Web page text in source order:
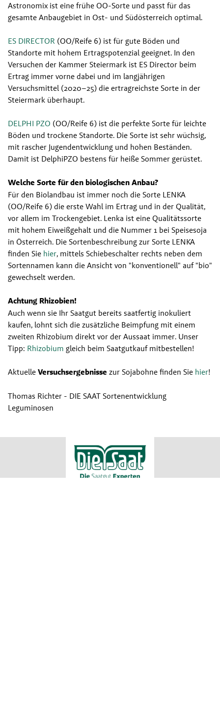
Astronomix ist eine frühe OO-Sorte und passt für das
gesamte Anbaugebiet in Ost- und Südösterreich optimal.
ES DIRECTOR (OO/Reife 6) ist für gute Böden und
Standorte mit hohem Ertragspotenzial geeignet. In den
Versuchen der Kammer Steiermark ist ES Director beim
Ertrag immer vorne dabei und im langjährigen
Versuchsmittel (2020–25) die ertragreichste Sorte in der
Steiermark überhaupt.
DELPHI PZO (OO/Reife 6) ist die perfekte Sorte für leichte
Böden und trockene Standorte. Die Sorte ist sehr wüchsig,
mit rascher Jugendentwicklung und hohen Beständen.
Damit ist DelphiPZO bestens für heiße Sommer gerüstet.
Welche Sorte für den biologischen Anbau?
Für den Biolandbau ist immer noch die Sorte LENKA
(OO/Reife 6) die erste Wahl im Ertrag und in der Qualität,
vor allem im Trockengebiet. Lenka ist eine Qualitätssorte
mit hohem Eiweißgehalt und die Nummer 1 bei Speisesoja
in Österreich. Die Sortenbeschreibung zur Sorte LENKA
finden Sie hier, mittels Schiebeschalter rechts neben dem
Sortennamen kann die Ansicht von "konventionell" auf "bio"
gewechselt werden.
Achtung Rhizobien!
Auch wenn sie Ihr Saatgut bereits saatfertig inokuliert
kaufen, lohnt sich die zusätzliche Beimpfung mit einem
zweiten Rhizobium direkt vor der Aussaat immer. Unser
Tipp: Rhizobium gleich beim Saatgutkauf mitbestellen!
Aktuelle Versuchsergebnisse zur Sojabohne finden Sie hier!
Thomas Richter - DIE SAAT Sortenentwicklung
Leguminosen